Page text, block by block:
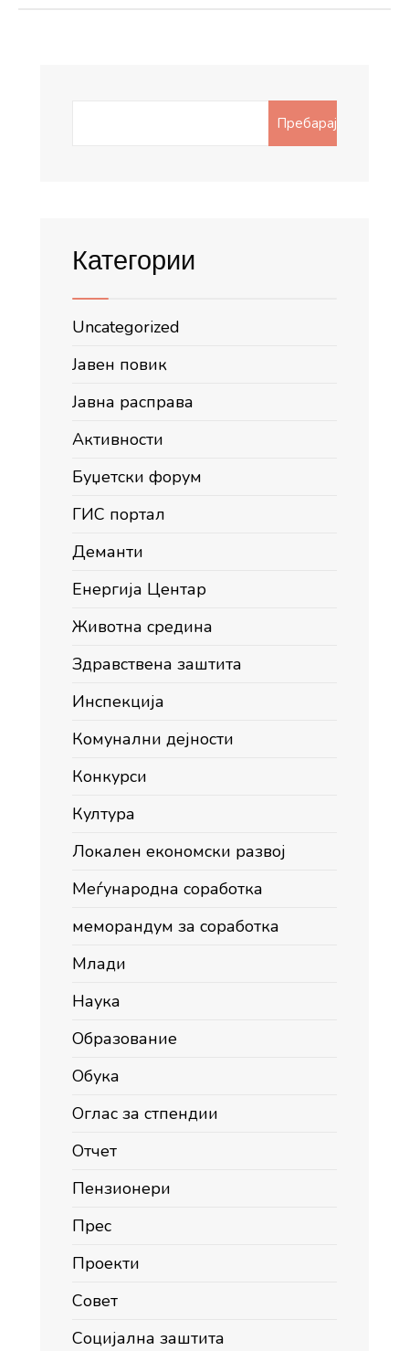
Пребарај
Категории
Uncategorized
Јавен повик
Јавна расправа
Активности
Буџетски форум
ГИС портал
Деманти
Енергија Центар
Животна средина
Здравствена заштита
Инспекција
Комунални дејности
Конкурси
Култура
Локален економски развој
Меѓународна соработка
меморандум за соработка
Млади
Наука
Образование
Обука
Оглас за стпендии
Отчет
Пензионери
Прес
Проекти
Совет
Социјална заштита